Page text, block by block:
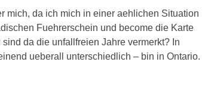
mich, da ich mich in einer aehlichen Situation
Fuehrerschein und become die Karte
da die unfallfreien Jahre vermerkt? In
ueberall unterschiedlich – bin in Ontario.